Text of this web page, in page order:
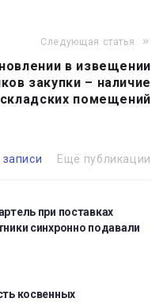
Следующая статья
в извещении
закупки – наличие
складских помещений
Ещё публикации
при поставках
синхронно подавали
косвенных